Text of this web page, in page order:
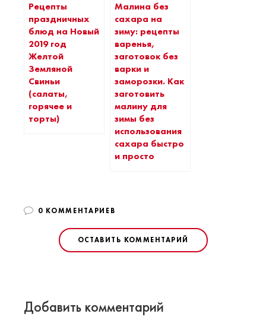
Рецепты
праздничных
блюд на Новый
2019 год
Желтой
Земляной
Свиньи
(салаты,
горячее и
торты)
Малина без
сахара на
зиму: рецепты
варенья,
заготовок без
варки и
заморозки. Как
заготовить
малину для
зимы без
использования
сахара быстро
и просто
0 КОММЕНТАРИЕВ
ОСТАВИТЬ КОММЕНТАРИЙ
Добавить комментарий